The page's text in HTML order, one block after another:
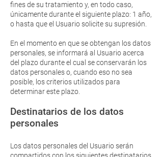
fines de su tratamiento y, en todo caso,
únicamente durante el siguiente plazo: 1 año,
o hasta que el Usuario solicite su supresión.
En el momento en que se obtengan los datos
personales, se informará al Usuario acerca
del plazo durante el cual se conservarán los
datos personales o, cuando eso no sea
posible, los criterios utilizados para
determinar este plazo.
Destinatarios de los datos
personales
Los datos personales del Usuario serán